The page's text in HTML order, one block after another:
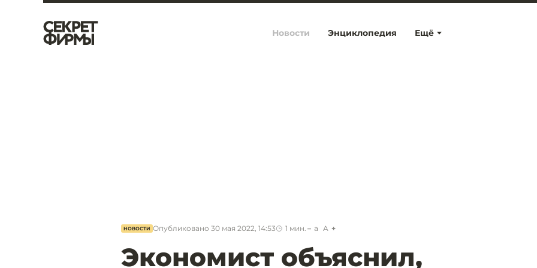
Ещё
Новости Энциклопедия
НОВОСТИ Опубликовано 30 мая 2022, 14:53 1 мин. a A
Экономист объяснил,